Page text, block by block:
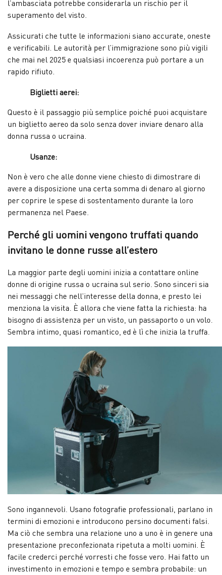
l’ambasciata potrebbe considerarla un rischio per il
superamento del visto.
Assicurati che tutte le informazioni siano accurate, oneste
e verificabili. Le autorità per l’immigrazione sono più vigili
che mai nel 2025 e qualsiasi incoerenza può portare a un
rapido rifiuto.
Biglietti aerei:
Questo è il passaggio più semplice poiché puoi acquistare
un biglietto aereo da solo senza dover inviare denaro alla
donna russa o ucraina.
Usanze:
Non è vero che alle donne viene chiesto di dimostrare di
avere a disposizione una certa somma di denaro al giorno
per coprire le spese di sostentamento durante la loro
permanenza nel Paese.
Perché gli uomini vengono truffati quando
invitano le donne russe all’estero
La maggior parte degli uomini inizia a contattare online
donne di origine russa o ucraina sul serio. Sono sinceri sia
nei messaggi che nell’interesse della donna, e presto lei
menziona la visita. È allora che viene fatta la richiesta: ha
bisogno di assistenza per un visto, un passaporto o un volo.
Sembra intimo, quasi romantico, ed è lì che inizia la truffa.
Sono ingannevoli. Usano fotografie professionali, parlano in
termini di emozioni e introducono persino documenti falsi.
Ma ciò che sembra una relazione uno a uno è in genere una
presentazione preconfezionata ripetuta a molti uomini. È
facile crederci perché vorresti che fosse vero. Hai fatto un
investimento in emozioni e tempo e sembra probabile: un